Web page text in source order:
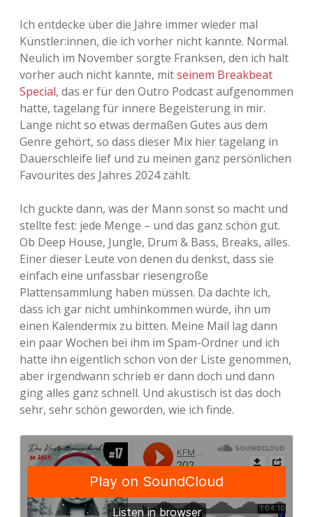
Ich entdecke über die Jahre immer wieder mal
Künstler:innen, die ich vorher nicht kannte. Normal.
Neulich im November sorgte Franksen, den ich halt
vorher auch nicht kannte, mitseinem Breakbeat
Special, das er für den Outro Podcast aufgenommen
hatte, tagelang für innere Begeisterung in mir.
Lange nicht so etwas dermaßen Gutes aus dem
Genre gehört, so dass dieser Mix hier tagelang in
Dauerschleife lief und zu meinen ganz persönlichen
Favourites des Jahres 2024 zählt.
Ich guckte dann, was der Mann sonst so macht und
stellte fest: jede Menge – und das ganz schön gut.
Ob Deep House, Jungle, Drum & Bass, Breaks, alles.
Einer dieser Leute von denen du denkst, dass sie
einfach eine unfassbar riesengroße
Plattensammlung haben müssen. Da dachte ich,
dass ich gar nicht umhinkommen würde, ihn um
einen Kalendermix zu bitten. Meine Mail lag dann
ein paar Wochen bei ihm im Spam-Ordner und ich
hatte ihn eigentlich schon von der Liste genommen,
aber irgendwann schrieb er dann doch und dann
ging alles ganz schnell. Und akustisch ist das doch
sehr, sehr schön geworden, wie ich finde.